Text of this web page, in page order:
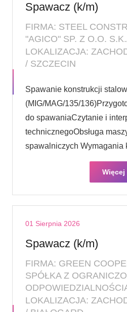
Spawacz (k/m)
FIRMA: STEEL
"AGICO" SP. Z O.O.
LOKALIZACJA:
/ SZCZECIN
Spawanie konstrukcji
(MIG/MAG/135/
do spawaniaCzytanie i
technicznegoObsługa
spawalniczych Wymagania
Więcej
01 Sierpnia 2026
Spawacz (k/m)
FIRMA: GREEN
SPÓŁKA Z
LOKALIZACJA: